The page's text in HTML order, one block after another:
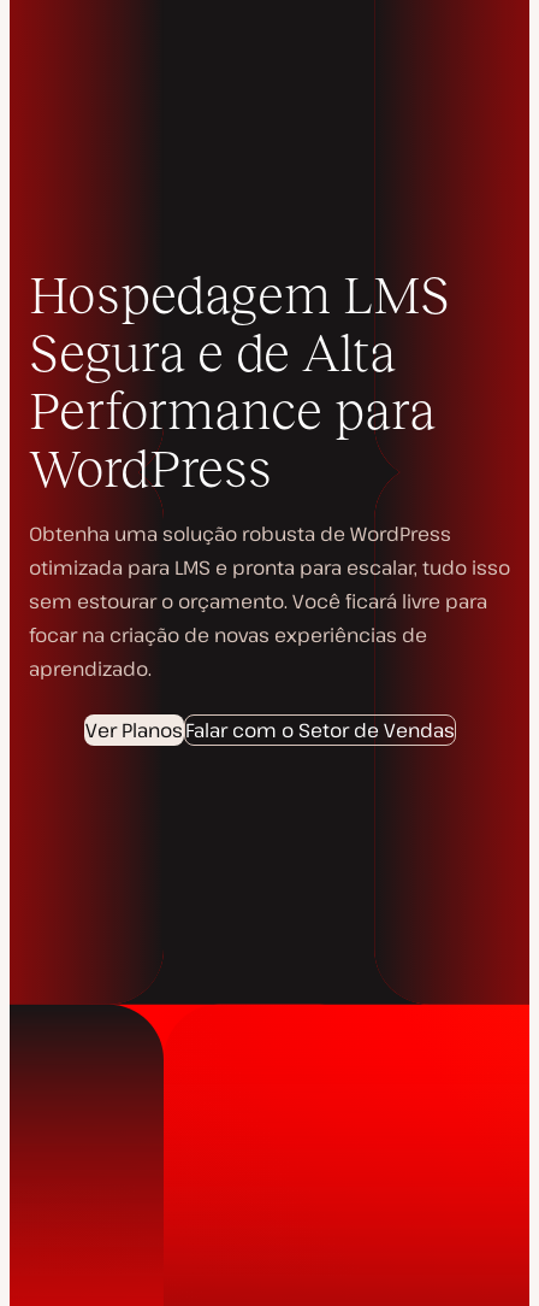
Hospedagem LMS
Segura e de Alta
Performance para
WordPress
Obtenha uma solução robusta de WordPress
otimizada para LMS e pronta para escalar, tudo isso
sem estourar o orçamento. Você ficará livre para
focar na criação de novas experiências de
aprendizado.
Ver PlanosFalar com o Setor de Vendas